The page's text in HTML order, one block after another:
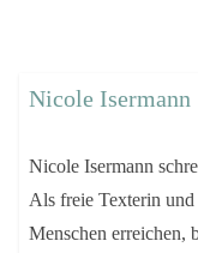
Nicole Isermann
Nicole Isermann
Als freie Texterin
Menschen erreichen,